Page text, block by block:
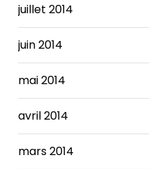
juillet 2014
juin 2014
mai 2014
avril 2014
mars 2014